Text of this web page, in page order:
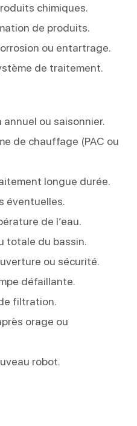
chimiques.
de produits.
ou entartrage.
de traitement.
ou saisonnier.
de chauffage (PAC ou
longue durée.
éventuelles.
de l’eau.
totale du bassin.
ou sécurité.
défaillante.
filtration.
orage ou
robot.